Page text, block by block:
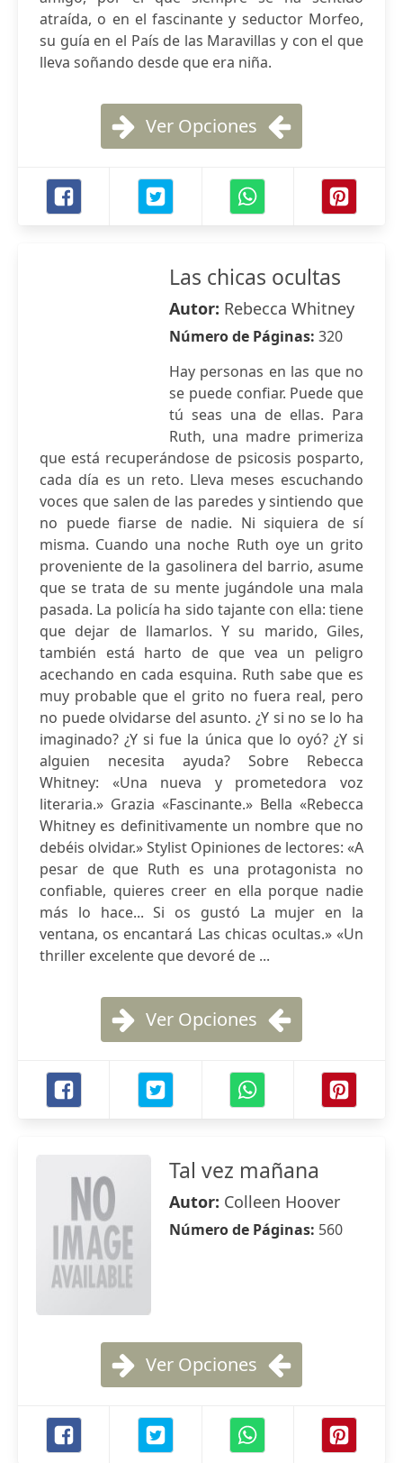
atraída, o en el fascinante y seductor Morfeo,
su guía en el País de las Maravillas y con el que
lleva soñando desde que era niña.
Ver Opciones
Las chicas ocultas
Autor: Rebecca Whitney
Número de Páginas: 320
Hay personas en las que no
se puede confiar. Puede que
tú seas una de ellas. Para
Ruth, una madre primeriza
que está recuperándose de psicosis posparto,
cada día es un reto. Lleva meses escuchando
voces que salen de las paredes y sintiendo que
no puede fiarse de nadie. Ni siquiera de sí
misma. Cuando una noche Ruth oye un grito
proveniente de la gasolinera del barrio, asume
que se trata de su mente jugándole una mala
pasada. La policía ha sido tajante con ella: tiene
que dejar de llamarlos. Y su marido, Giles,
también está harto de que vea un peligro
acechando en cada esquina. Ruth sabe que es
muy probable que el grito no fuera real, pero
no puede olvidarse del asunto. ¿Y si no se lo ha
imaginado? ¿Y si fue la única que lo oyó? ¿Y si
alguien necesita ayuda? Sobre Rebecca
Whitney: «Una nueva y prometedora voz
literaria.» Grazia «Fascinante.» Bella «Rebecca
Whitney es definitivamente un nombre que no
debéis olvidar.» Stylist Opiniones de lectores: «A
pesar de que Ruth es una protagonista no
confiable, quieres creer en ella porque nadie
más lo hace... Si os gustó La mujer en la
ventana, os encantará Las chicas ocultas.» «Un
thriller excelente que devoré de ...
Ver Opciones
Tal vez mañana
Autor: Colleen Hoover
Número de Páginas: 560
Ver Opciones